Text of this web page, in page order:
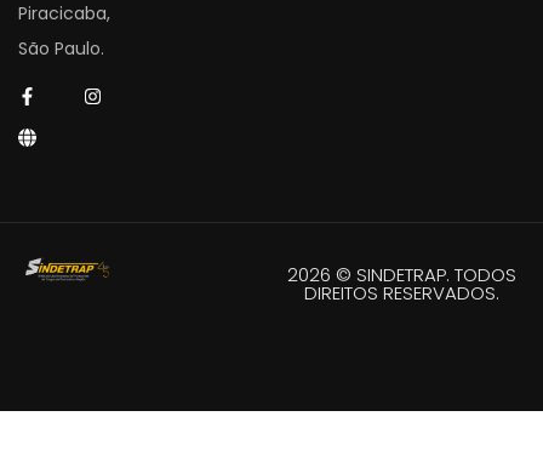
Piracicaba,
São Paulo.
2026 © SINDETRAP. TODOS
DIREITOS RESERVADOS.